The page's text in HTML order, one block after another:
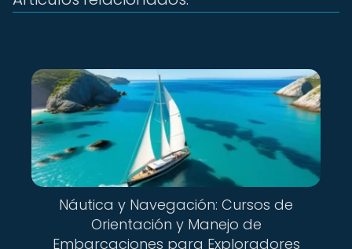
Náutica y Navegación: Cursos de
Orientación y Manejo de
Embarcaciones para Exploradores